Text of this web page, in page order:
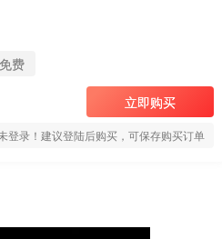
免费
立即购买
登录！建议登陆后购买，可保存购买订单